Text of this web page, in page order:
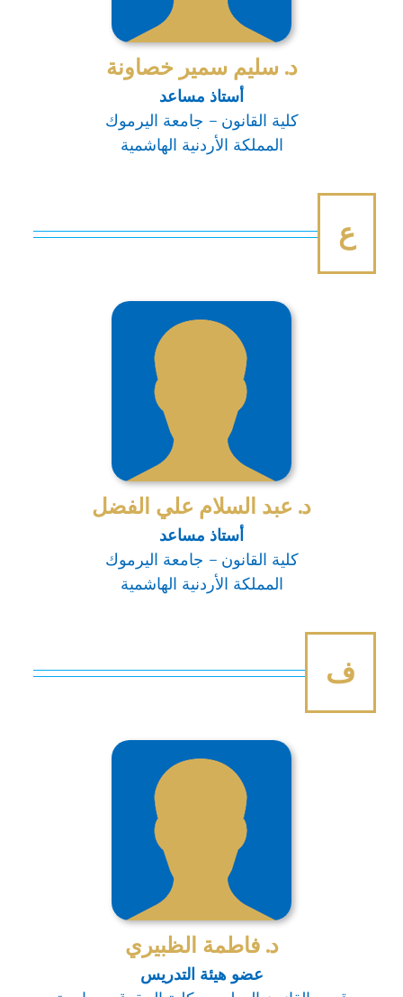
د. سليم سمير خصاونة
أستاذ مساعد
كلية القانون – جامعة اليرموك
المملكة الأردنية الهاشمية
ع
د. عبد السلام علي الفضل
أستاذ مساعد
كلية القانون – جامعة اليرموك
المملكة الأردنية الهاشمية
ف
د. فاطمة الظبيري
عضو هيئة التدريس